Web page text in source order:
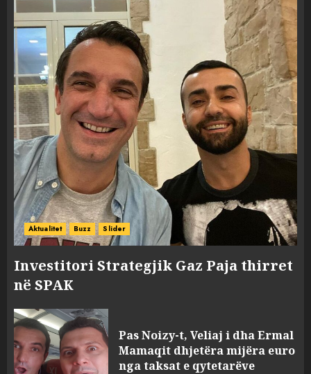
Aktualitet Buzz Slider
Investitori Strategjik Gaz Paja thirret
në SPAK
Pas Noizy-t, Veliaj i dha Ermal
Mamaqit dhjetëra mijëra euro
nga taksat e qytetarëve